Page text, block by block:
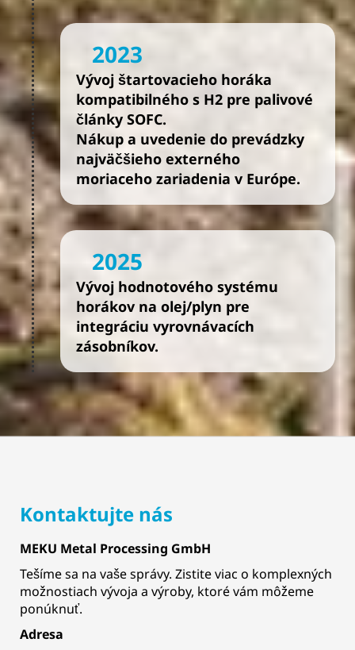
2023
Vývoj štartovacieho horáka
kompatibilného s H2 pre palivové
články SOFC.
Nákup a uvedenie do prevádzky
najväčšieho externého
moriaceho zariadenia v Európe.
2025
Vývoj hodnotového systému
horákov na olej/plyn pre
integráciu vyrovnávacích
zásobníkov.
Kontaktujte nás
MEKU Metal Processing GmbH
Tešíme sa na vaše správy. Zistite viac o komplexných
možnostiach vývoja a výroby, ktoré vám môžeme
ponúknuť.
Adresa